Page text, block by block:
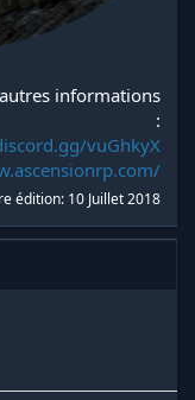
informations
:
vuGhkyX
édition: 10 Juillet 2018